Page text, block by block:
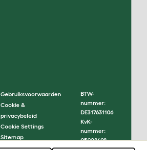
Gebruiksvoorwaarden
Cookie &
privacybeleid
Cookie Settings
Sitemap
BTW-
nummer:
DE317631106
KvK-
nummer:
05028498